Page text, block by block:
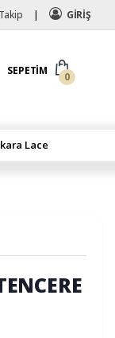
GİRİŞ
SEPETIM
0
Lace